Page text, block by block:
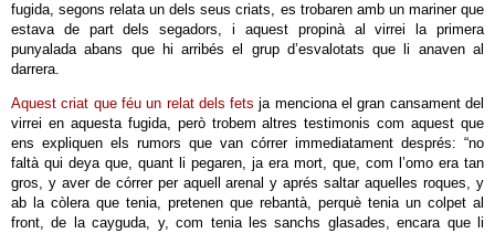
fugida, segons relata un dels seus criats, es trobaren amb un mariner que
estava de part dels segadors, i aquest propinà al virrei la primera
punyalada abans que hi arribés el grup d’esvalotats que li anaven al
darrera.
Aquest criat que féu un relat dels fets ja menciona el gran cansament del
virrei en aquesta fugida, però trobem altres testimonis com aquest que
ens expliquen els rumors que van córrer immediatament després: “no
faltà qui deya que, quant li pegaren, ja era mort, que, com l’omo era tan
gros, y aver de córrer per aquell arenal y aprés saltar aquelles roques, y
ab la còlera que tenia, pretenen que rebantà, perquè tenia un colpet al
front, de la cayguda, y, com tenia les sanchs glasades, encara que li